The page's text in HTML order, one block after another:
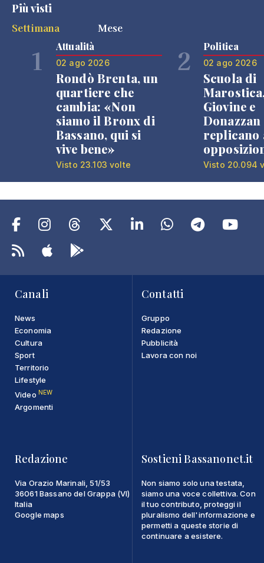
Più visti
Settimana
Mese
1 Attualità
02 ago 2026
Rondò Brenta, un
quartiere che
cambia: «Non
siamo il Bronx di
Bassano, qui si
vive bene»
Visto 23.103 volte
2 Politica
02 ago 2026
Scuola di
Giovine e
Donazzan
replicano
Visto 20.094
Canali
News
Economia
Cultura
Sport
Territorio
Lifestyle
Video NEW
Argomenti
Contatti
Gruppo
Redazione
Pubblicità
Lavora con noi
Redazione
Via Orazio Marinali, 51/53
36061 Bassano del Grappa (VI)
Italia
Google maps
Sostieni Bassanonet.it
Non siamo solo una testata,
siamo una voce collettiva. Con
il tuo contributo, proteggi il
pluralismo dell'informazione e
permetti a queste storie di
continuare a esistere.